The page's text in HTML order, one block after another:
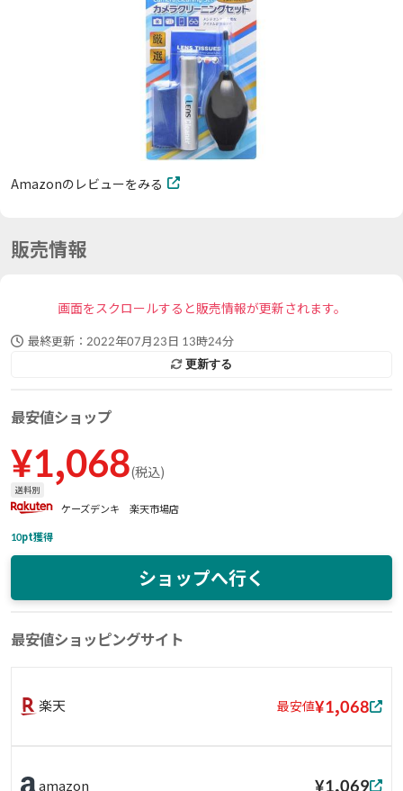
Amazonのレビューをみる
販売情報
画面をスクロールすると販売情報が更新されます。
最終更新： 2022年07月23日 13時24分
更新する
最安値ショップ
¥1,068(税込)
送料別
ケーズデンキ 楽天市場店
10pt獲得
ショップへ行く
最安値ショッピングサイト
楽天 最安値¥1,068
amazon ¥1,069